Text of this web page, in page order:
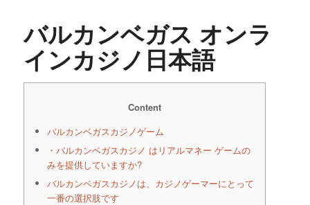
バルカンベガス オンラ
インカジノ日本語
Content
バルカンベガスカジノゲーム
・バルカンベガスカジノ はリアルマネー ゲームの
みを提供していますか?
バルカンベガスカジノは、カジノゲーマーにとって
一番の選択肢です